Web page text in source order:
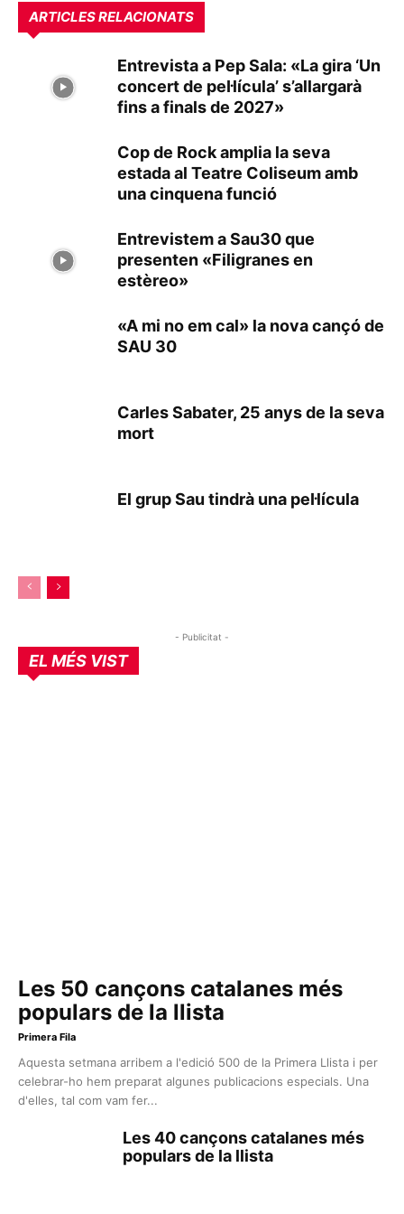
ARTICLES RELACIONATS
Entrevista a Pep Sala: «La gira ‘Un
concert de pel·lícula’ s’allargarà
fins a finals de 2027»
Cop de Rock amplia la seva
estada al Teatre Coliseum amb
una cinquena funció
Entrevistem a Sau30 que
presenten «Filigranes en
estèreo»
«A mi no em cal» la nova cançó de
SAU 30
Carles Sabater, 25 anys de la seva
mort
El grup Sau tindrà una pel·lícula
- Publicitat -
EL MÉS VIST
Les 50 cançons catalanes més
populars de la llista
Primera Fila
Aquesta setmana arribem a l'edició 500 de la Primera Llista i per
celebrar-ho hem preparat algunes publicacions especials. Una
d'elles, tal com vam fer...
Les 40 cançons catalanes més
populars de la llista